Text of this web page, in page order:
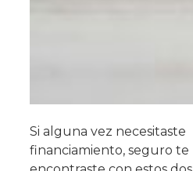
Si alguna vez necesitaste
financiamiento, seguro te